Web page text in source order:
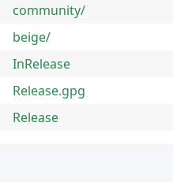
community/
beige/
InRelease
Release.gpg
Release